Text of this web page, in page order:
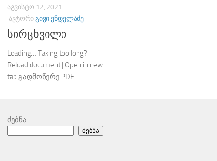
ᲐᲒᲕᲘᲡᲢᲝ 12, 2021
ᲐᲕᲢᲝᲠᲘᲒᲘᲕᲘ ᲔᲜᲓᲔᲚᲐᲫᲔ
სირცხვილი
Loading… Taking too long?
Reload document | Open in new
tab გადმოწერე PDF
ძებნა
ძებნა